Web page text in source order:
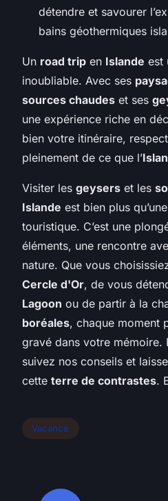
détendre et savourer
bains géothermiques
Un road trip en Islande est
inoubliable. Avec ses
sources chaudes et ses
une expérience riche en
bien votre itinéraire,
pleinement de ce que l’
Visiter les geysers et les
Islande est bien plus
touristique. C’est une
éléments, une rencontre
nature. Que vous
Cercle d'Or, de vous
Lagoon ou de partir à la
boréales, chaque moment
gravé dans votre mémoire.
suivez nos conseils et
cette terre de contrastes.
Vacance